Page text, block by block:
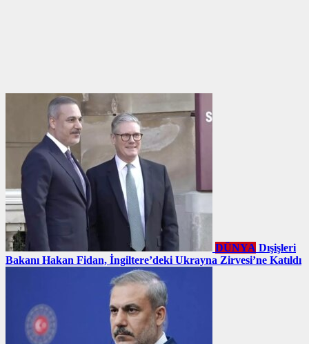
DÜNYA Dışişleri
Bakanı Hakan Fidan, İngiltere’deki Ukrayna Zirvesi’ne Katıldı